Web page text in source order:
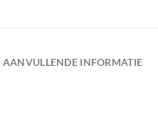
AANVULLENDE INFORMATIE